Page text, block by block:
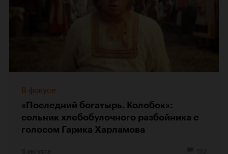
В фокусе
«Последний богатырь. Колобок»:
сольник хлебобулочного разбойника с
голосом Гарика Харламова